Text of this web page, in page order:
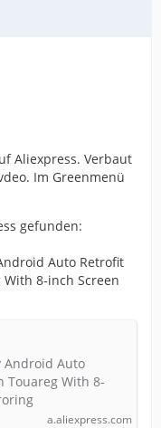
Aliexpress. Verbaut
Im Greenmenü
gefunden:
Auto Retrofit
With 8-inch Screen
Android Auto
Touareg With 8-
a.aliexpress.com